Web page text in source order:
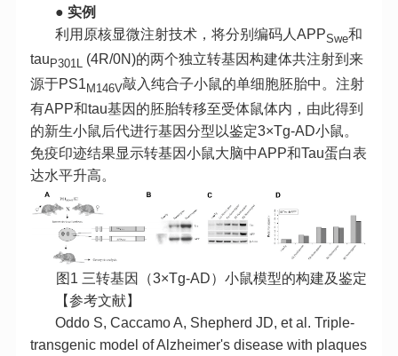
● 实例
利用原核显微注射技术，将分别编码人APPSwe和
tau P301L (4R/0N)的两个独立转基因构建体共注射到来
源于PS1 M146V敲入纯合子小鼠的单细胞胚胎中。注射
有APP和tau基因的胚胎转移至受体鼠体内，由此得到
的新生小鼠后代进行基因分型以鉴定3×Tg-AD小鼠。
免疫印迹结果显示转基因小鼠大脑中APP和Tau蛋白表
达水平升高。
图1 三转基因（3×Tg-AD）小鼠模型的构建及鉴定
【参考文献】
Oddo S, Caccamo A, Shepherd JD, et al. Triple-
transgenic model of Alzheimer's disease with plaques